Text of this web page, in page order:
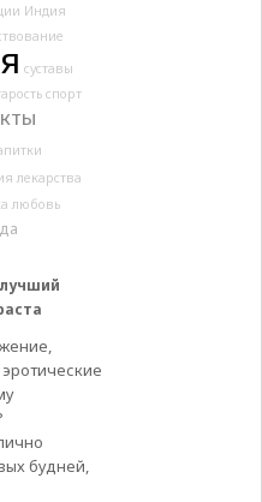
Индия
суставы
спорт
лекарства
любовь
будней,